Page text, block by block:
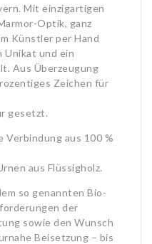
Mit einzigartigen
Optik, ganz
Künstler per Hand
Unikat und ein
Aus Überzeugung
Zeichen für
gesetzt.
Verbindung aus 100 %
aus Flüssigholz.
so genannten Bio-
der
sowie den Wunsch
Beisetzung – bis